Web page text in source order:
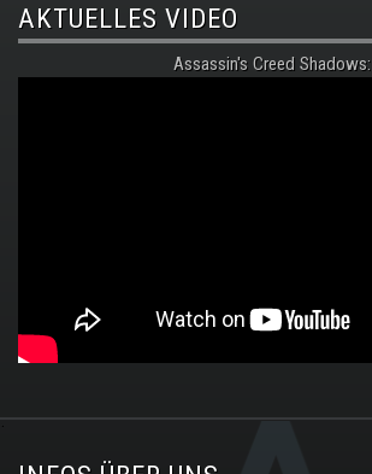
AKTUELLES VIDEO
Assassin's Creed Shadows:
.